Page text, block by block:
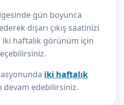
gün boyunca
dışarı çıkış saatinizi
iki haftalık görünüm için
iki haftalık
devam edebilirsiniz.